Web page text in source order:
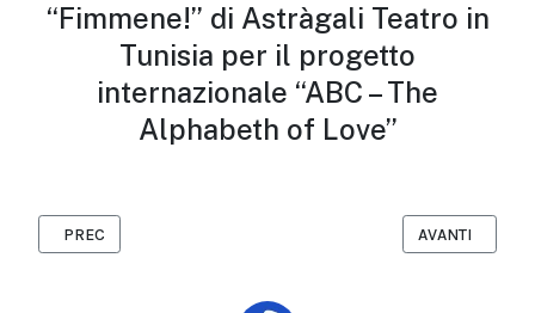
“Fimmene!” di Astràgali Teatro in
Tunisia per il progetto
internazionale “ABC – The
Alphabeth of Love”
ARTICOLO PRECEDENTE: PER IL LUNEDÌLÙMIÈRE
PREC ARTICOLO
AVANTI